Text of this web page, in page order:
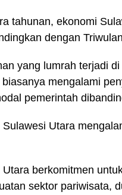
tahunan, ekonomi
dengan
yang lumrah terjadi
mengalami
pemerintah
Utara
berkomitmen
sektor pariwisata,